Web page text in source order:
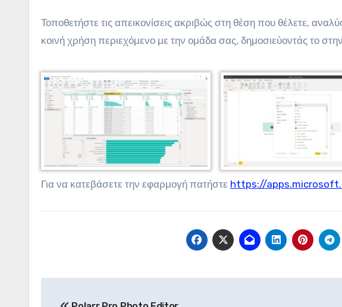
Τοποθετήστε τις απεικονίσεις ακριβώς στη θέση που θέλετε,
κοινή χρήση περιεχόμενο με την ομάδα σας, δημοσιεύοντάς το
Για να κατεβάσετε την εφαρμογή πατήστε https://